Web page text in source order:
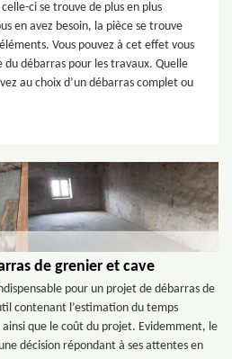
ci se trouve de plus en plus
en avez besoin, la pièce se trouve
Vous pouvez à cet effet vous
débarras pour les travaux. Quelle
au choix d’un débarras complet ou
de grenier et cave
pour un projet de débarras de
contenant l’estimation du temps
ainsi que le coût du projet. Evidemment, le
décision répondant à ses attentes en